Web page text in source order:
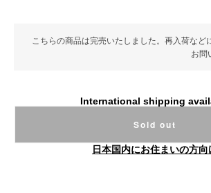
こちらの商品は完売いたしました。再入荷など
お問
International shipping
Sold out
日本国内にお住まいの方向